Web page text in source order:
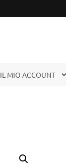
IL MIO ACCOUNT